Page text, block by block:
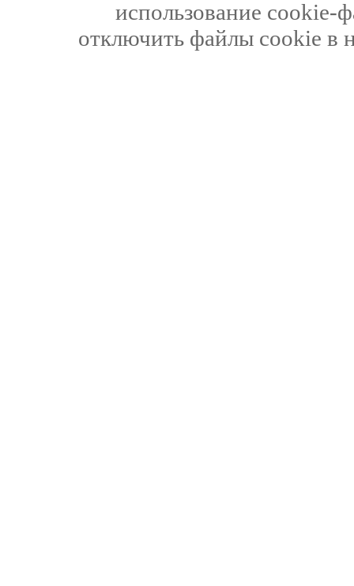
использование cookie-
отключить файлы cookie в